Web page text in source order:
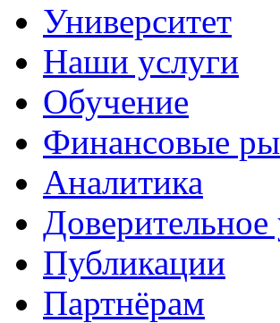
Университет
Наши услуги
Обучение
Финансовые
Аналитика
Доверительное
Публикации
Партнёрам